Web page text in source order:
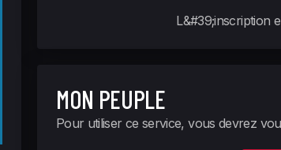
L&#39;inscription
MON PEUPLE
Pour utiliser ce service, vous devrez